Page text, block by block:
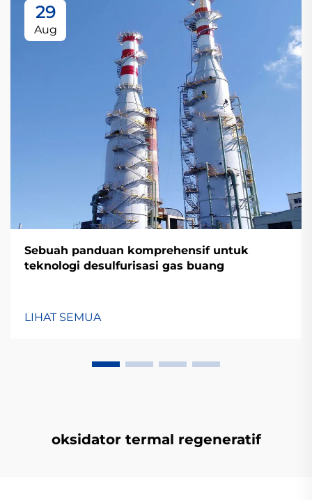
29
Aug
Sebuah panduan komprehensif untuk
teknologi desulfurisasi gas buang
LIHAT SEMUA
oksidator termal regeneratif